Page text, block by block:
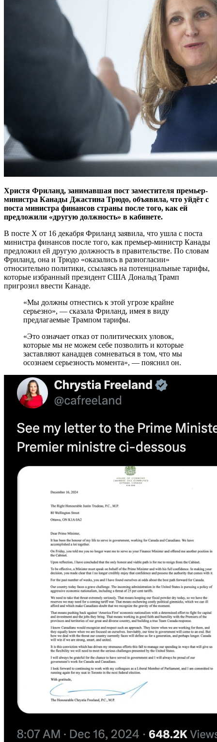
Христя Фриланд, занимавшая пост заместителя премьер-
министра Канады Джастина Трюдо, объявила, что уйдёт с
поста министра финансов страны после того, как ей
предложили «другую должность» в кабинете.
В посте X от 16 декабря Фриланд заявила, что ушла с поста
министра финансов после того, как премьер-министр Канады
предложил ей другую должность в правительстве. По словам
Фриланд, она и Трюдо «оказались в разногласии»
относительно политики, ссылаясь на потенциальные тарифы,
которые избранный президент США Дональд Трамп
пригрозил ввести Канаде.
«Мы должны отнестись к этой угрозе крайне
серьезно», — сказала Фриланд, имея в виду
предлагаемые Трампом тарифы.
«Это означает отказ от политических уловок,
которые мы не можем себе позволить и которые
заставляют канадцев сомневаться в том, что мы
осознаем серьезность момента», — пояснил он.